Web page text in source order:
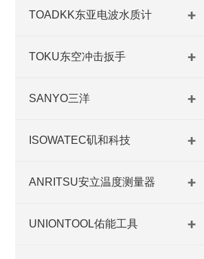
TOADKK东亚电波水质计
TOKU东空冲击扳手
SANYO三洋
ISOWATEC矶和科技
ANRITSU安立温度测量器
UNIONTOOL佑能工具